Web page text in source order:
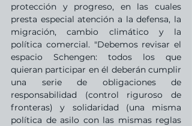
protección y progreso, en las cuales
presta especial atención a la defensa, la
migración, cambio climático y la
política comercial. "Debemos revisar el
espacio Schengen: todos los que
quieran participar en él deberán cumplir
una serie de obligaciones de
responsabilidad (control riguroso de
fronteras) y solidaridad (una misma
política de asilo con las mismas reglas